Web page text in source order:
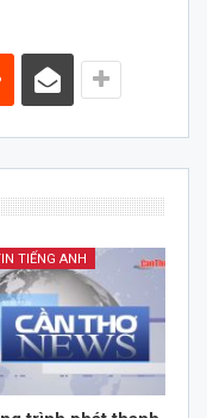
TIẾNG ANH